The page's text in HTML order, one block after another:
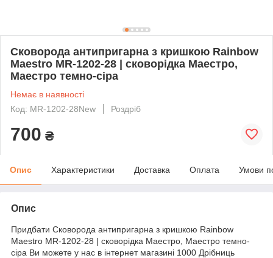
Сковорода антипригарна з кришкою Rainbow
Maestro MR-1202-28 | сковорідка Маестро,
Маестро темно-сіра
Немає в наявності
Код: MR-1202-28New
Роздріб
700 ₴
Опис Характеристики Доставка Оплата Умови
Опис
Придбати Сковорода антипригарна з кришкою Rainbow
Maestro MR-1202-28 | сковорідка Маестро, Маестро темно-
сіра Ви можете у нас в інтернет магазині 1000 Дрібниць